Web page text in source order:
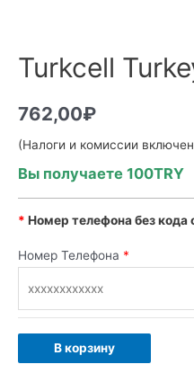
Turkcell
762,00₽
(Налоги и комиссии
Вы получаете 100TRY
* Номер телефона без кода
Номер Телефона *
В корзину